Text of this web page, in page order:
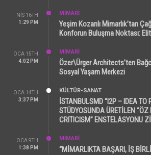
NIS 16TH
1:29 PM
MİMARİ
Yeşim Kozanlı Mimarlık’tan
Konforun Buluşma Noktası:
OCA 15TH
4:02 PM
MİMARİ
Özer\Ürger Architects’ten
Sosyal Yaşam Merkezi
OCA 14TH
3:37 PM
KÜLTÜR-SANAT
İSTANBULSMD “I2P – IDEA TO
STÜDYOSUNDA ÜRETİLEN
CRITICISM” ENSTELASYONU
OCA 9TH
1:38 PM
MİMARİ
“MİMARLIKTA BAŞARI, İŞ